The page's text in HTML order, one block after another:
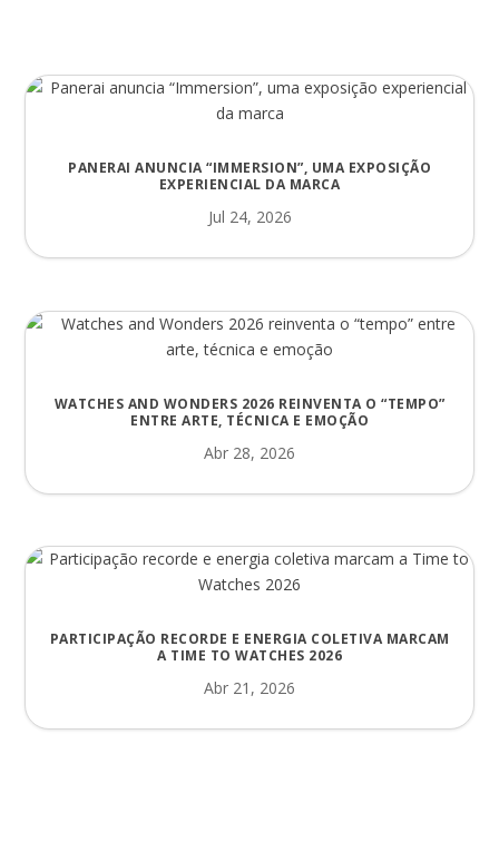
PANERAI ANUNCIA “IMMERSION”, UMA EXPOSIÇÃO
EXPERIENCIAL DA MARCA
Jul 24, 2026
WATCHES AND WONDERS 2026 REINVENTA O “TEMPO”
ENTRE ARTE, TÉCNICA E EMOÇÃO
Abr 28, 2026
PARTICIPAÇÃO RECORDE E ENERGIA COLETIVA MARCAM
A TIME TO WATCHES 2026
Abr 21, 2026